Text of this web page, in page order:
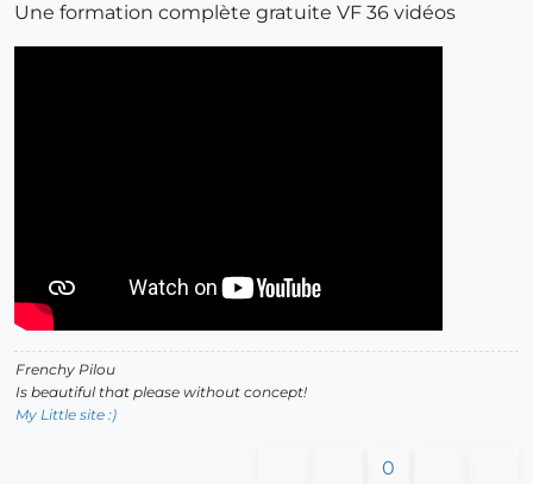
Une formation complète gratuite VF 36 vidéos
Frenchy Pilou
Is beautiful that please without concept!
My Little site :)
0